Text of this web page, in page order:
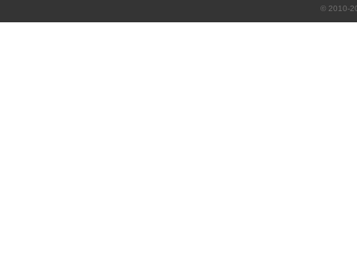
© 2010-